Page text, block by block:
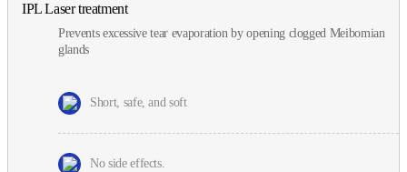
IPL Laser treatment
Prevents excessive tear evaporation by opening clogged Meibomian
glands
Short, safe, and soft
No side effects.